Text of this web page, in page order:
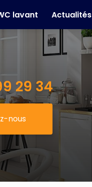
lavant Actualités
29 34
nous